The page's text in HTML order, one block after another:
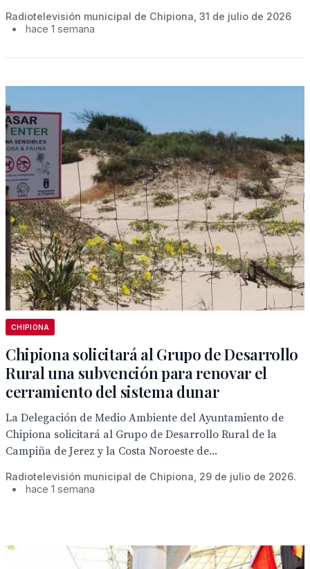
Radiotelevisión municipal de Chipiona, 31 de julio de 2026
•
hace 1 semana
CHIPIONA
Chipiona solicitará al Grupo de Desarrollo
Rural una subvención para renovar el
cerramiento del sistema dunar
La Delegación de Medio Ambiente del Ayuntamiento de
Chipiona solicitará al Grupo de Desarrollo Rural de la
Campiña de Jerez y la Costa Noroeste de...
Radiotelevisión municipal de Chipiona, 29 de julio de 2026.
•
hace 1 semana